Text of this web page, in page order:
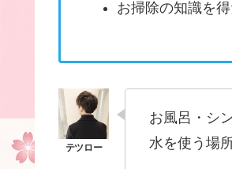
お掃除の知識を
お風呂・シ
水を使う場